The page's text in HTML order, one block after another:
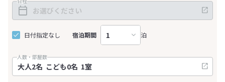
日付指定なし 宿泊期間 泊
人数・部屋数